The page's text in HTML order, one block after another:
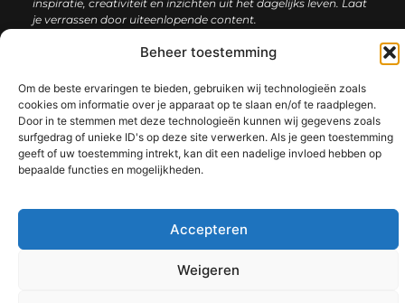
Beheer toestemming
Om de beste ervaringen te bieden, gebruiken wij technologieën zoals
cookies om informatie over je apparaat op te slaan en/of te raadplegen.
Door in te stemmen met deze technologieën kunnen wij gegevens zoals
surfgedrag of unieke ID's op deze site verwerken. Als je geen toestemming
geeft of uw toestemming intrekt, kan dit een nadelige invloed hebben op
bepaalde functies en mogelijkheden.
Accepteren
Weigeren
inspiratie, creativiteit en inzichten uit het dagelijks leven. Laat
je verrassen door uiteenlopende content.
informatie